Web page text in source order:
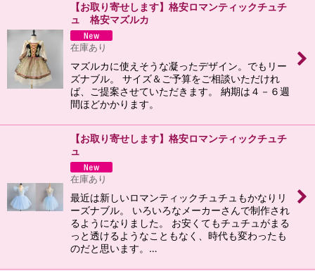
【お取り寄せします】格安ロマンティックチュチ
ュ 格安マズルカ
在庫あり
マズルカに使えそうな凝ったデザイン。でもリー
ズナブル。 サイズ＆ご予算をご相談いただけれ
ば、ご提案させていただきます。 納期は４－６週
間ほどかかります。
【お取り寄せします】格安ロマンティックチュチ
ュ
在庫あり
最近は新しいロマンティックチュチュもかなりリ
ーズナブル。 いろいろなメーカーさんで制作され
るようになりました。 お安くてもチュチュがまる
っと透けるようなこともなく、時代も変わったも
のだと思います。…